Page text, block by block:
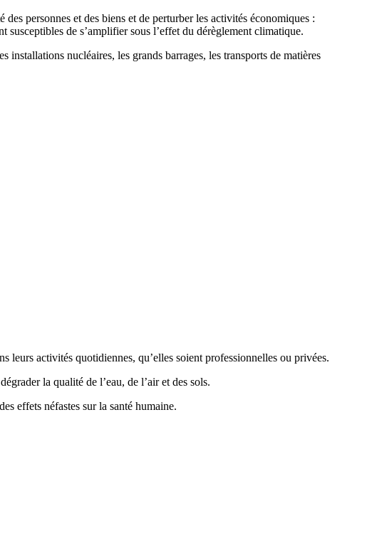
personnes et des biens et de perturber les activités économiques :
de s’amplifier sous l’effet du dérèglement climatique.
nucléaires, les grands barrages, les transports de matières
leurs activités quotidiennes, qu’elles soient professionnelles ou privées.
la qualité de l’eau, de l’air et des sols.
effets néfastes sur la santé humaine.